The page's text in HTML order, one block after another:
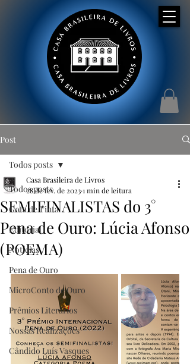
Post
Todos posts
Gota de Tinta
Editorial
Notícias
Pena de Ouro
MicroConto de Ouro
Prêmios Literários
Nossas Realizações
Cândido Luís Vasques
Todos posts
SEMIFINALISTAS do 3°
Pena de Ouro: Lúcia Afonso
(POEMA)
Casa Brasileira de Livros
28 de fev. de 20231 min de leitura